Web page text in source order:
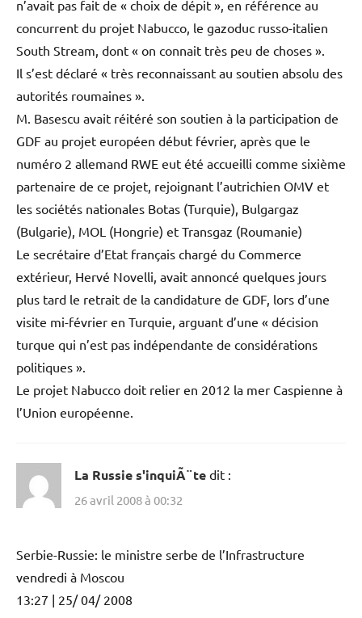
n’avait pas fait de « choix de dépit », en référence au
concurrent du projet Nabucco, le gazoduc russo-italien
South Stream, dont « on connait très peu de choses ».
Il s’est déclaré « très reconnaissant au soutien absolu des
autorités roumaines ».
M. Basescu avait réitéré son soutien à la participation de
GDF au projet européen début février, après que le
numéro 2 allemand RWE eut été accueilli comme sixième
partenaire de ce projet, rejoignant l’autrichien OMV et
les sociétés nationales Botas (Turquie), Bulgargaz
(Bulgarie), MOL (Hongrie) et Transgaz (Roumanie)
Le secrétaire d’Etat français chargé du Commerce
extérieur, Hervé Novelli, avait annoncé quelques jours
plus tard le retrait de la candidature de GDF, lors d’une
visite mi-février en Turquie, arguant d’une « décision
turque qui n’est pas indépendante de considérations
politiques ».
Le projet Nabucco doit relier en 2012 la mer Caspienne à
l’Union européenne.
La Russie s'inquiÃ¨te dit :
26 avril 2008 à 00:32
Serbie-Russie: le ministre serbe de l’Infrastructure
vendredi à Moscou
13:27 | 25/ 04/ 2008